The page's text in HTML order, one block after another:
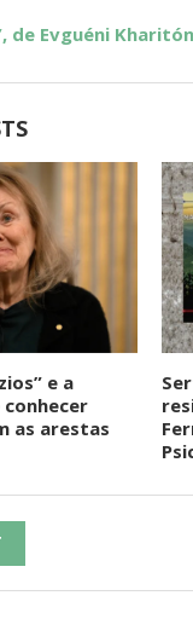
de Evguéni
e a
as arestas